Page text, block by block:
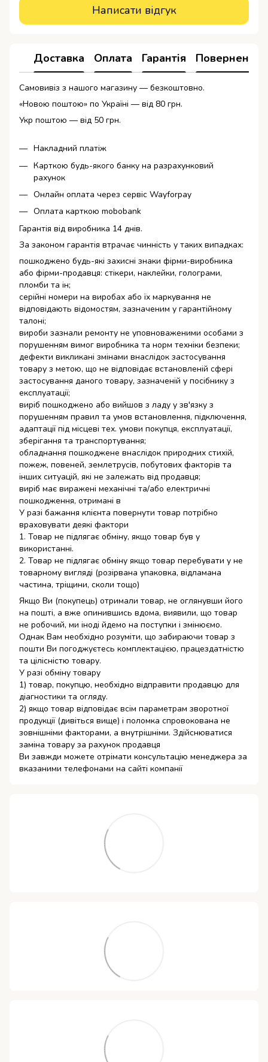
Написати відгук
Доставка Оплата Гарантія Повернення
Самовивіз з нашого магазину — безкоштовно.
«Новою поштою» по Україні — від 80 грн.
Укр поштою — від 50 грн.
Накладний платіж
Карткою будь-якого банку на разрахунковий
рахунок
Онлайн оплата через сервіс Wayforpay
Оплата карткою mobobank
Гарантія від виробника 14 днів.
За законом гарантія втрачає чинність у таких випадках:
пошкоджено будь-які захисні знаки фірми-виробника
або фірми-продавця: стікери, наклейки, голограми,
пломби та ін;
серійні номери на виробах або їх маркування не
відповідають відомостям, зазначеним у гарантійному
талоні;
вироби зазнали ремонту не уповноваженими особами з
порушенням вимог виробника та норм техніки безпеки;
дефекти викликані змінами внаслідок застосування
товару з метою, що не відповідає встановленій сфері
застосування даного товару, зазначеній у посібнику з
експлуатації;
виріб пошкоджено або вийшов з ладу у зв'язку з
порушенням правил та умов встановлення, підключення,
адаптації під місцеві тех. умови покупця, експлуатації,
зберігання та транспортування;
обладнання пошкоджене внаслідок природних стихій,
пожеж, повеней, землетрусів, побутових факторів та
інших ситуацій, які не залежать від продавця;
виріб має виражені механічні та/або електричні
пошкодження, отримані в
У разі бажання клієнта повернути товар потрібно
враховувати деякі фактори
1. Товар не підлягає обміну, якщо товар був у
використанні.
2. Товар не підлягає обміну якщо товар перебувати у не
товарному вигляді (розірвана упаковка, відламана
частина, тріщини, сколи тощо)
Якщо Ви (покупець) отримали товар, не оглянувши його
на пошті, а вже опинившись вдома, виявили, що товар
не робочий, ми іноді йдемо на поступки і змінюємо.
Однак Вам необхідно розуміти, що забираючи товар з
пошти Ви погоджуєтесь комплектацією, працездатністю
та цілісністю товару.
У разі обміну товару
1) товар, покупцю, необхідно відправити продавцю для
діагностики та огляду.
2) якщо товар відповідає всім параметрам зворотної
продукції (дивіться вище) і поломка спровокована не
зовнішніми факторами, а внутрішніми. Здійснюватися
заміна товару за рахунок продавця
Ви завжди можете отрімати консультацію менеджера за
вказаними телефонами на сайті компанії